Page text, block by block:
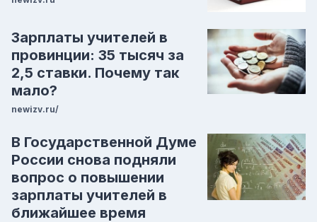
Зарплаты учителей в
провинции: 35 тысяч за
2,5 ставки. Почему так
мало?
newizv.ru/
В Государственной Думе
России снова подняли
вопрос о повышении
зарплаты учителей в
ближайшее время